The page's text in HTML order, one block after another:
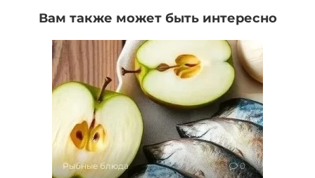
Вам также может быть интересно
Рыбные блюда 0